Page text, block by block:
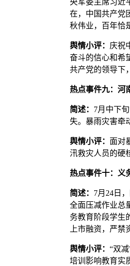
在，中国共产党
秋伟业，百年恰
舆情小评： 庆祝
奋斗的信心和希
共产党的领导下
热点事件九：河
简述： 7月中下
失。暴雨灾害牵
舆情小评： 面对
汛救灾人员的硬
热点事件十：义
简述： 7月24日
全面压减作业总
务教育阶段学生
上市融资，严禁
舆情小评： “双
培训影响教育实